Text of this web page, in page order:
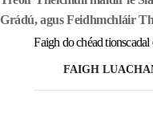
Grádú, agus Feidhmchláir
Faigh do chéad tionscadal
FAIGH